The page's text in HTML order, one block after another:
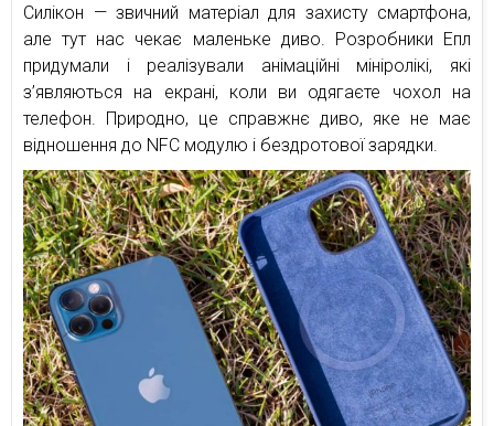
Силікон — звичний матеріал для захисту смартфона,
але тут нас чекає маленьке диво. Розробники Епл
придумали і реалізували анімаційні мініролікі, які
з’являються на екрані, коли ви одягаєте чохол на
телефон. Природно, це справжнє диво, яке не має
відношення до NFC модулю і бездротової зарядки.